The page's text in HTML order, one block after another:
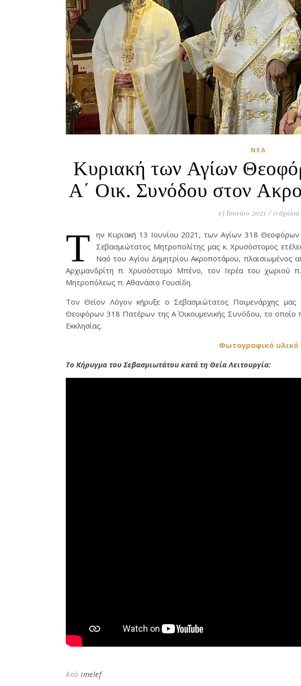
ΝΈΑ
Κυριακή των Αγίων
Α΄ Οικ. Συνόδου στον
13 Ιουνίου 2021 / 0 σχόλια
Τ
ην Κυριακή 13 Ιουνίου 2021, των Αγίων 318 Θεοφόρων
Σεβασμιώτατος Μητροπολίτης μας κ. Χρυσόστομος
Ναό του Αγίου Δημητρίου Ακροποτάμου,
Αρχιμανδρίτη π. Χρυσόστομο Μπένο, τον Ιερέα του χωριού
Μητροπόλεως π. Αθανάσιο Γουσίδη.
Τον Θείον Λόγον κήρυξε ο Σεβασμιώτατος Ποιμενάρχης
Θεοφόρων 318 Πατέρων της Α΄ Οικουμενικής Συνόδου, το οποίο
Εκκλησίας.
Φωτογραφικό υλικό
Το Κήρυγμα του Σεβασμιωτάτου κατά τη Θεία Λειτουργία:
Από imelef